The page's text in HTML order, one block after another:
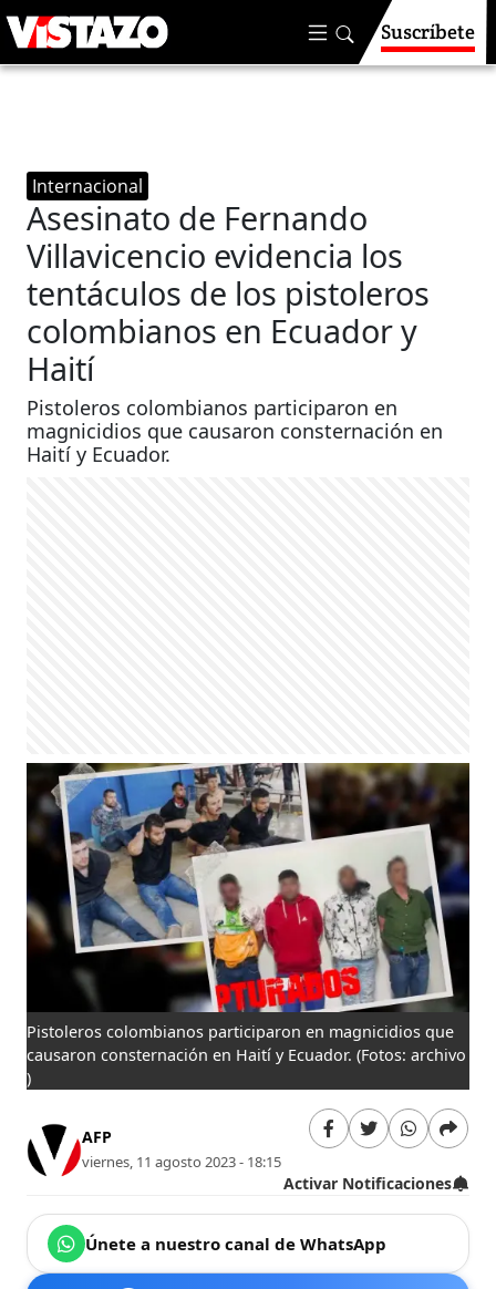
Suscríbete
Internacional
Asesinato de Fernando
Villavicencio evidencia los
tentáculos de los pistoleros
colombianos en Ecuador y
Haití
Pistoleros colombianos participaron en
magnicidios que causaron consternación en
Haití y Ecuador.
Pistoleros colombianos participaron en magnicidios que
causaron consternación en Haití y Ecuador.(Fotos: archivo
)
AFP
viernes, 11 agosto 2023 - 18:15
Activar Notificaciones
Únete a nuestro canal de WhatsApp